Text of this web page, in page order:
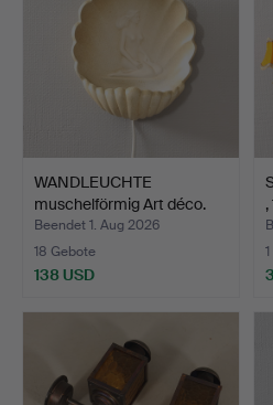
WANDLEUCHTE
muschelförmig Art déco.
Beendet 1. Aug 2026
18 Gebote
138 USD